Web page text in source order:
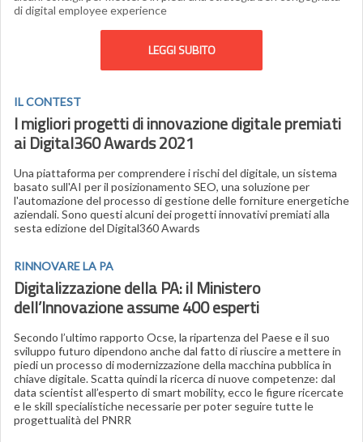
di digital employee experience
LEGGI SUBITO
IL CONTEST
I migliori progetti di innovazione digitale premiati
ai Digital360 Awards 2021
Una piattaforma per comprendere i rischi del digitale, un sistema
basato sull'AI per il posizionamento SEO, una soluzione per
l'automazione del processo di gestione delle forniture energetiche
aziendali. Sono questi alcuni dei progetti innovativi premiati alla
sesta edizione del Digital360 Awards
RINNOVARE LA PA
Digitalizzazione della PA: il Ministero
dell’Innovazione assume 400 esperti
Secondo l’ultimo rapporto Ocse, la ripartenza del Paese e il suo
sviluppo futuro dipendono anche dal fatto di riuscire a mettere in
piedi un processo di modernizzazione della macchina pubblica in
chiave digitale. Scatta quindi la ricerca di nuove competenze: dal
data scientist all’esperto di smart mobility, ecco le figure ricercate
e le skill specialistiche necessarie per poter seguire tutte le
progettualità del PNRR